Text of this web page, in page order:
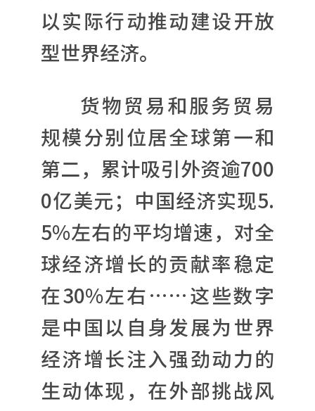
以实际行动推动建设开放
型世界经济。
货物贸易和服务贸易
规模分别位居全球第一和
第二，累计吸引外资逾700
0亿美元；中国经济实现5.
5%左右的平均增速，对全
球经济增长的贡献率稳定
在30%左右……这些数字
是中国以自身发展为世界
经济增长注入强劲动力的
生动体现，在外部挑战风